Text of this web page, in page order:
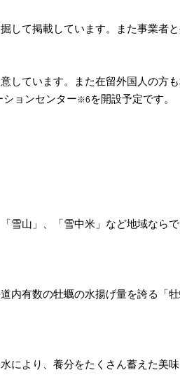
して掲載しています。また事業者
しています。また在留外国人の方
ョンセンター※6 を開設予定です。
雪山」、「雪中米」など地域なら
内有数の牡蠣の水揚げ量を誇る「
により、養分をたくさん蓄えた美